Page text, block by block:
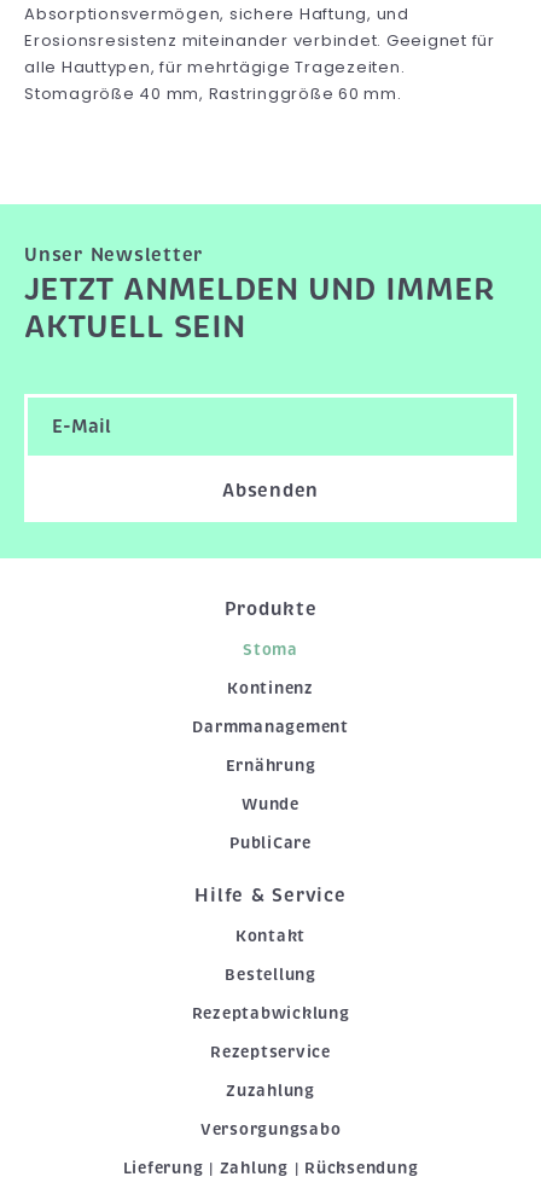
Absorptionsvermögen, sichere Haftung, und
Erosionsresistenz miteinander verbindet. Geeignet für
alle Hauttypen, für mehrtägige Tragezeiten.
Stomagröße 40 mm, Rastringgröße 60 mm.
Unser Newsletter
JETZT ANMELDEN UND IMMER
AKTUELL SEIN
Absenden
Produkte
Stoma
Kontinenz
Darmmanagement
Ernährung
Wunde
PubliCare
Hilfe & Service
Kontakt
Bestellung
Rezeptabwicklung
Rezeptservice
Zuzahlung
Versorgungsabo
Lieferung | Zahlung | Rücksendung